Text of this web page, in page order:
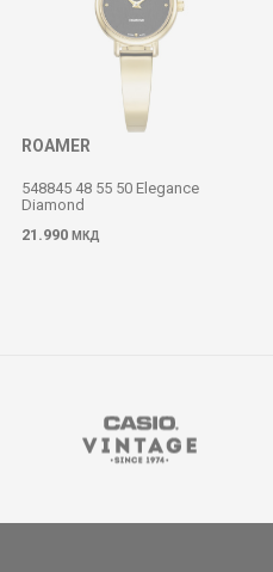
ROAMER
548845 48 55 50 Elegance
Diamond
21.990 МКД